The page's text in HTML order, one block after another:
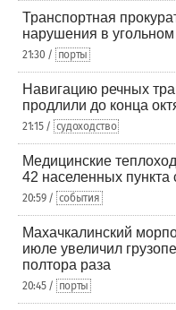
Транспортная
нарушения в
21:30 / порты
Навигацию речных
продлили до конца
21:15 / судоходство
Медицинские
42 населенных пункта
20:59 / события
Махачкалинский
июле увеличил
полтора раза
20:45 / порты